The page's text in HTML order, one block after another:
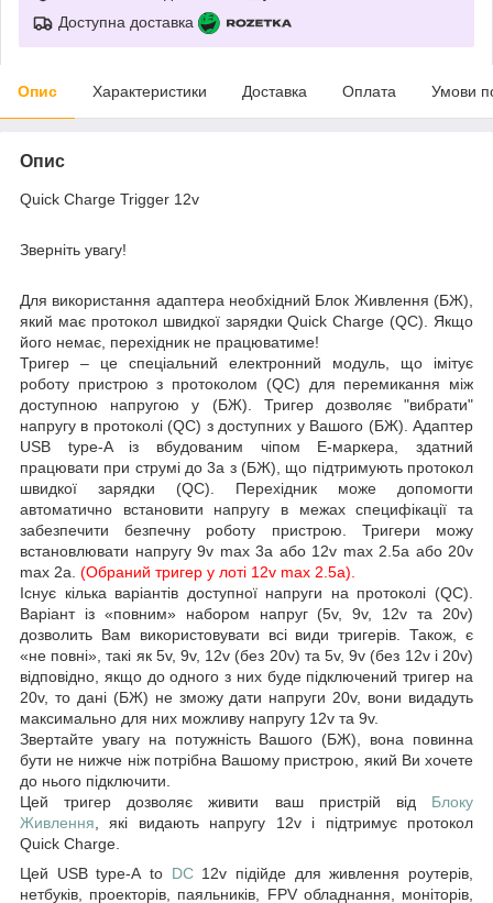
Доступна доставка
Опис Характеристики Доставка Оплата Умови
Опис
Quick Charge Trigger 12v
Зверніть увагу!
Для використання адаптера необхідний Блок Живлення (БЖ)
який має протокол швидкої зарядкиQuick Charge (QC)
Якщо
його немає, перехідник не працюватиме!
Тригер – це спеціальний електронний модуль, що імітує
роботу пристрою з протоколом (QC) для перемикання між
доступною напругою у (БЖ). Тригер дозволяє "вибрати"
напругу в протоколі (QC) з доступних у Вашого (БЖ). Адаптер
USB type-A із вбудованим чіпом E-маркера, здатний
працювати при струмі до 3a з (БЖ), що підтримують протокол
швидкої зарядки (QC). Перехідник може допомогти
автоматично встановити напругу в межах специфікації та
забезпечити безпечну роботу пристрою. Тригери можу
встановлювати напругу 9v max 3a або 12v max 2.5a або20v
max 2a (Обраний тригер у лоті 12v max 2.5a)
Існує кілька варіантів доступної напруги на протоколі (QC).
Варіант із «повним» набором напруг (5v, 9v, 12v та 20v)
дозволить Вам використовувати всі види тригерів. Також, є
«не повні», такі як 5v, 9v, 12v (без 20v) та5v, 9v (без 12v і 20v)
відповідно, якщо до одного з них буде підключений тригер на
20v, то дані (БЖ) не зможу дати напруги 20v, вони видадуть
максимально для них можливу напругу 12v та 9v.
Звертайте увагу на потужність Вашого (БЖ), вона повинна
бути не нижче ніж потрібна Вашому пристрою, який Ви хочете
до нього підключити.
Цей тригер дозволяє живити ваш пристрій від Блоку
Живлення , які видають напругу 12v і підтримує протокол
Quick Charge.
Цей USB type-A to DC12v підійде для живлення роутерів,
нетбуків, проекторів, паяльників, FPV обладнання, моніторів,